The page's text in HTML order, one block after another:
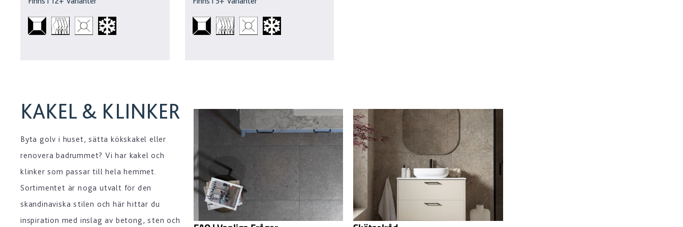
KAKEL & KLINKER
Byta golv i huset, sätta kökskakel eller
renovera badrummet? Vi har kakel och
klinker som passar till hela hemmet.
Sortimentet är noga utvalt för den
skandinaviska stilen och här hittar du
inspiration med inslag av betong, sten och